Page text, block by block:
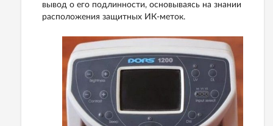
вывод о его подлинности, основываясь на знании
расположения защитных ИК-меток.